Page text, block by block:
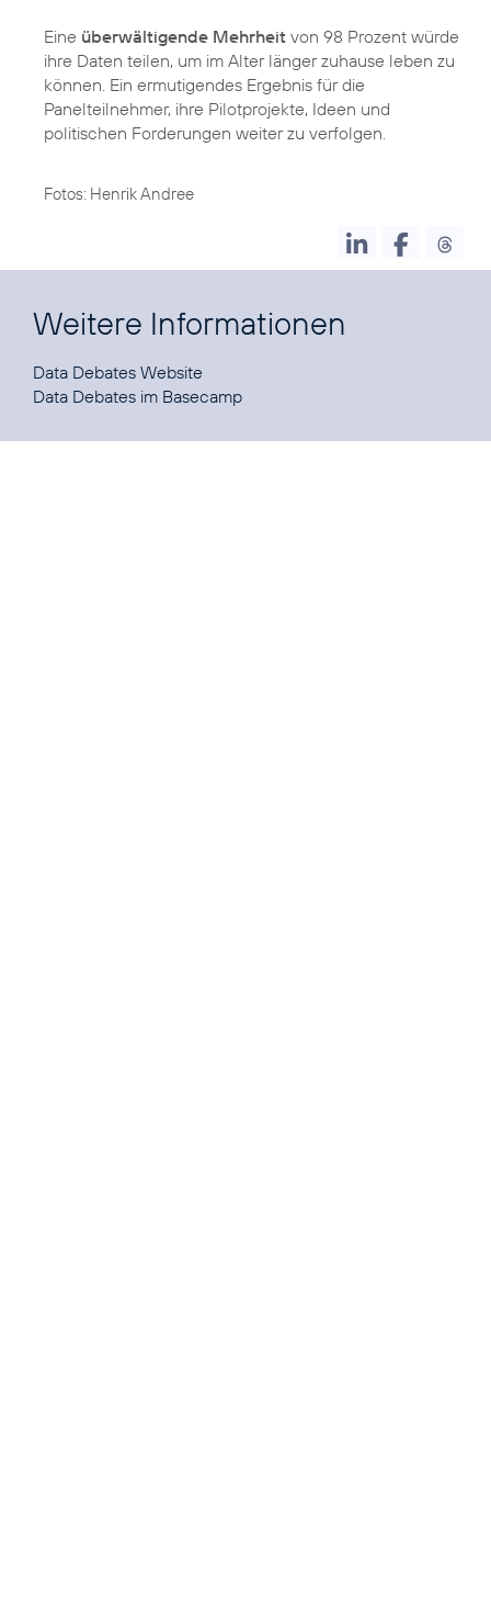
Eine überwältigende Mehrheit von 98 Prozent würde
ihre Daten teilen, um im Alter länger zuhause leben zu
können. Ein ermutigendes Ergebnis für die
Panelteilnehmer, ihre Pilotprojekte, Ideen und
politischen Forderungen weiter zu verfolgen.
Fotos: Henrik Andree
Weitere Informationen
Data Debates
Data Debates im Basecamp